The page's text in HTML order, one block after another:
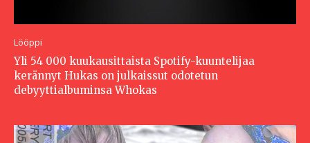
Lööppi
Yli 54 000 kuukausittaista Spotify-kuuntelijaa
kerännyt Hukas on julkaissut odotetun
debyyttialbuminsa Whokas